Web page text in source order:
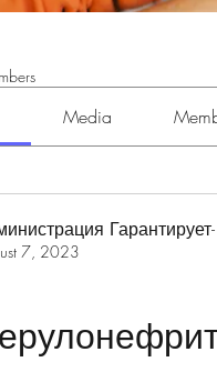
Media
7, 2023